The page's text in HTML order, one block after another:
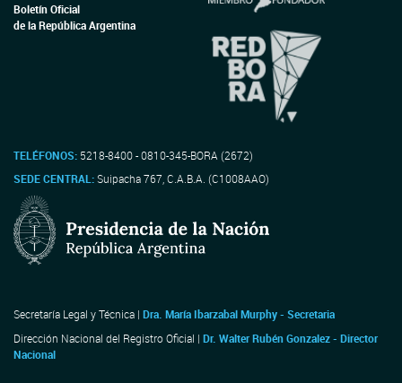
Boletín Oficial
de la República Argentina
TELÉFONOS: 5218-8400 - 0810-345-BORA (2672)
SEDE CENTRAL:Suipacha 767, C.A.B.A. (C1008AAO)
Secretaría Legal y Técnica | Dra. María Ibarzabal Murphy - Secretaria
Dirección Nacional del Registro Oficial | Dr. Walter Rubén Gonzalez - Director
Nacional